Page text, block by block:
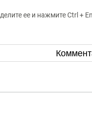
ее и нажмите Ctrl +